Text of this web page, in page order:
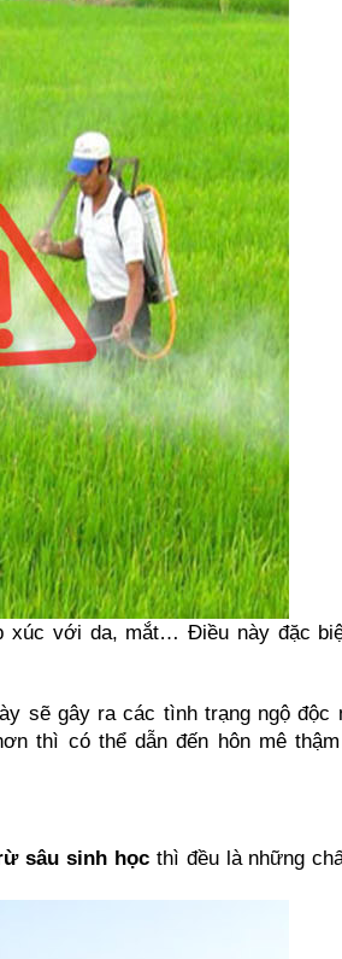
xúc với da, mắt… Điều này đặc
sẽ gây ra các tình trạng ngộ độc
thì có thể dẫn đến hôn mê
sâu sinh học thì đều là những